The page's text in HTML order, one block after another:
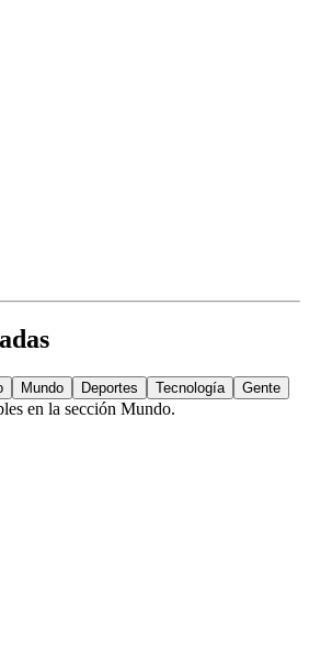
Mundo Deportes Tecnología Gente
en la sección Mundo.